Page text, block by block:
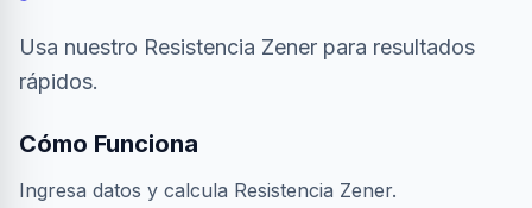
Usa nuestro Resistencia Zener para resultados
rápidos.
Cómo Funciona
Ingresa datos y calcula Resistencia Zener.